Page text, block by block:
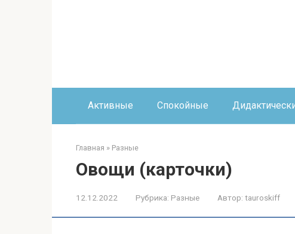
Активные Спокойные
Главная » Разные
Овощи (карточки)
12.12.2022 Рубрика: Разные Автор: tauroskiff